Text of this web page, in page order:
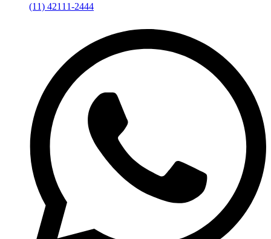
(11) 42111-2444